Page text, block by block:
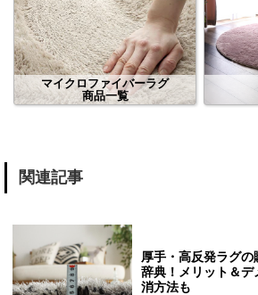
マイクロファイバーラグ
商品一覧
関連記事
厚手・高反発ラグ
辞典！メリット＆
消方法も